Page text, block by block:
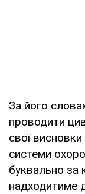
За його
проводити
свої
системи
буквально за
надходитиме